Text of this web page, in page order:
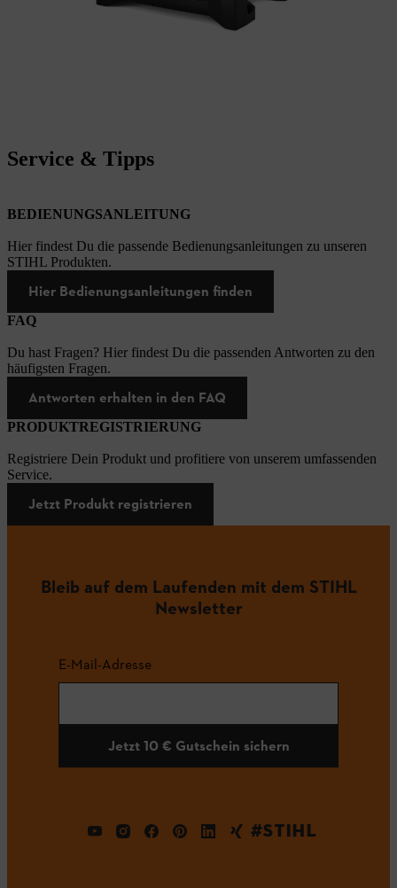
Service & Tipps
BEDIENUNGSANLEITUNG
Hier findest Du die passende Bedienungsanleitungen zu unseren
STIHL Produkten.
Hier Bedienungsanleitungen finden
FAQ
Du hast Fragen? Hier findest Du die passenden Antworten zu den
häufigsten Fragen.
Antworten erhalten in den FAQ
PRODUKTREGISTRIERUNG
Registriere Dein Produkt und profitiere von unserem umfassenden
Service.
Jetzt Produkt registrieren
Bleib auf dem Laufenden mit dem STIHL
Newsletter
E-Mail-Adresse
Jetzt 10 € Gutschein sichern
#STIHL